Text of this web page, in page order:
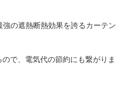
で、電気代の節約にも繋がりま